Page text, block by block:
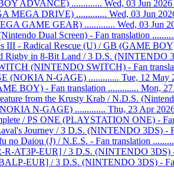
ADVANCE) ............. Wed, 03 Jun 2026
MEGA DRIVE) ............. Wed, 03 Jun
GAME GEAR) ............. Wed, 03 Jun
Dual Screen) - Fan translation
III - Radical Rescue (U) / GB (GAME
Rigby in 8-Bit Land / 3 D.S. (NINTENDO
(NINTENDO SWITCH) - Fan
(NOKIA N-GAGE) ............. Tue, 12 May
BOY) - Fan translation ............. Mon,
from the Krusty Krab / N.D.S.
N-GAGE) ............. Thu, 23 Apr
/ PS ONE (PLAYSTATION ONE) -
Journey / 3 D.S. (NINTENDO 3DS) -
no Daiou (J) / N.E.S. - Fan translation
AT3P-EUR] / 3 D.S. (NINTENDO 3DS)
EUR] / 3 D.S. (NINTENDO 3DS) -